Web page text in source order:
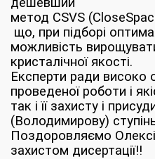
метод CSVS (Close
що, при підборі
можливість
кристалічної якості.
Експерти ради високо
проведеної роботи і
так і її захисту і
(Володимирову)
Поздоровляємо
захистом дисертації!!